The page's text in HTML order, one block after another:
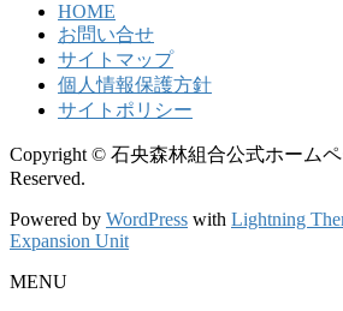
HOME
お問い合せ
サイトマップ
個人情報保護方針
サイトポリシー
Copyright © 石央森林組合公式ホーム
Reserved.
Powered by WordPress with Lightning
Expansion Unit
MENU